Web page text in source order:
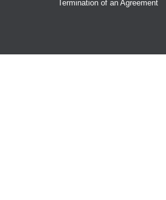
Termination of an Agreement